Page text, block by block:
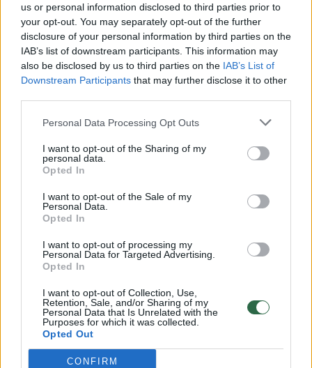
us or personal information disclosed to third parties prior to
your opt-out. You may separately opt-out of the further
disclosure of your personal information by third parties on the
IAB’s list of downstream participants. This information may
also be disclosed by us to third parties on the IAB’s List of
Downstream Participants that may further disclose it to other
Personal Data Processing Opt Outs
I want to opt-out of the Sharing of my
personal data.
Opted In
I want to opt-out of the Sale of my
Personal Data.
Opted In
I want to opt-out of processing my
Personal Data for Targeted Advertising.
Opted In
I want to opt-out of Collection, Use,
Retention, Sale, and/or Sharing of my
Personal Data that Is Unrelated with the
Purposes for which it was collected.
Opted Out
CONFIRM
Antradienio rytą P. Szijjarto taip pat paskelbė
vaizdo įrašą socialiniuose tinkluose, kuriame
atmetė teiginius, esą jis pažeidė kokius nors
saugumo protokolus užsienio reikalų ministrų
V. Orbano vyriausybė viena iš nedaugelio
Europoje palaikančių reguliarius ryšius su
Kremliumi. Vengrija taip pat toliau importuoja
didelius kiekius naftos iš Rusijos,
nepaisydama ES spaudimo mažinti
energetinę priklausomybę nuo Maskvos. Nuo
2022 m. vasario mėn., kai Rusija pradėjo
plataus masto invaziją į Ukrainą, P. Szijjarto
Maskvoje lankėsi 16 kartų.